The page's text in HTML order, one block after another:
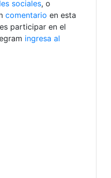
sociales, o
comentario en esta
participar en el
ingresa al